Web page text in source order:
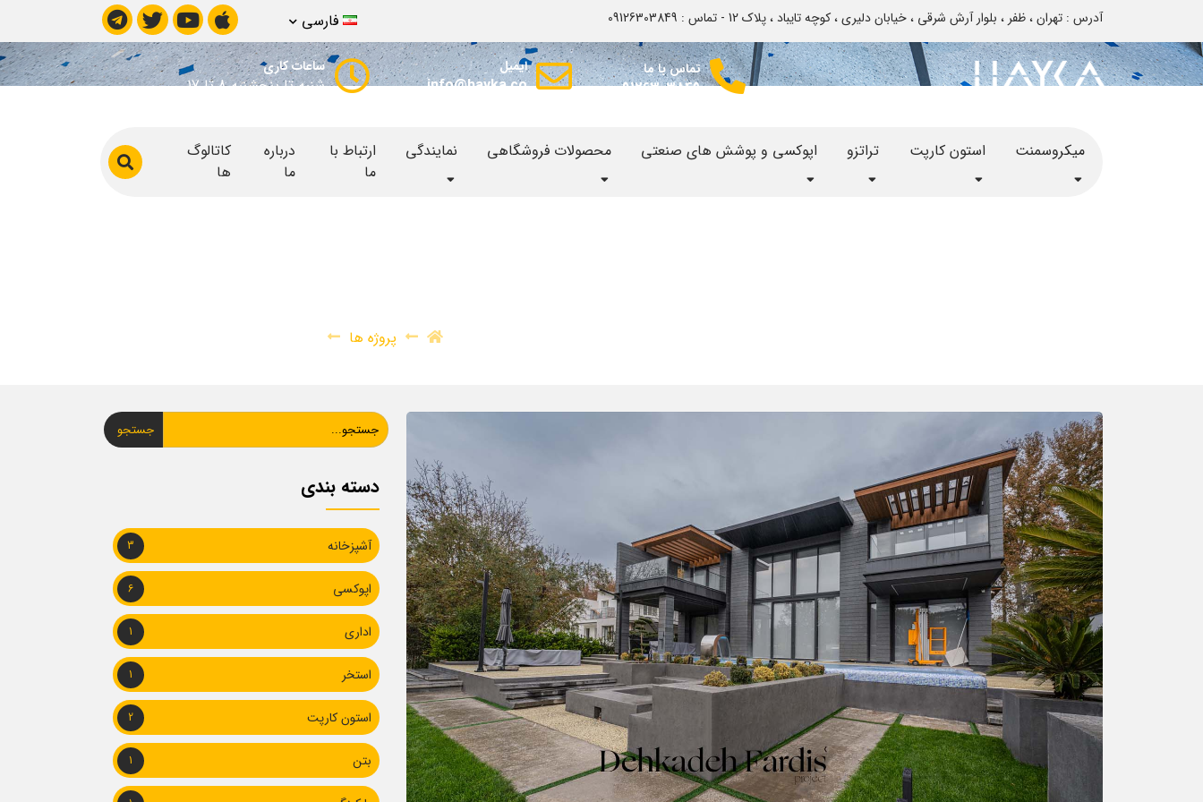
آدرس : تهران ، ظفر ، بلوار آرش شرقی ، خیابان دلیری ، کوچه تایباد ، پلاک 12 - تماس : 09126303849 فارسی
تماس با ما
09126303849
ایمیل
info@hayka.co
ساعات کاری
شنبه تا پنجشنبه 8 تا 17
میکروسمنت استون کارپت تراتزو اپوکسی و پوشش های صنعتی محصولات فروشگاهی نمایندگی
ارتباط با
ما
درباره
ما
کاتالوگ
ها
پروژه ها
جستجو
دسته بندی
آشپزخانه 3
اپوکسی 6
اداری 1
استخر 1
استون کارپت 2
بتن 1